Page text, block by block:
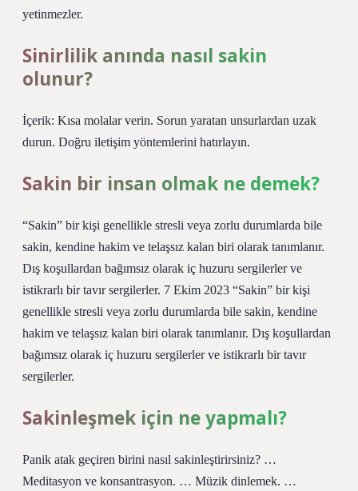
yetinmezler.
Sinirlilik anında nasıl sakin
olunur?
İçerik: Kısa molalar verin. Sorun yaratan unsurlardan uzak
durun. Doğru iletişim yöntemlerini hatırlayın.
Sakin bir insan olmak ne demek?
“Sakin” bir kişi genellikle stresli veya zorlu durumlarda bile
sakin, kendine hakim ve telaşsız kalan biri olarak tanımlanır.
Dış koşullardan bağımsız olarak iç huzuru sergilerler ve
istikrarlı bir tavır sergilerler. 7 Ekim 2023 “Sakin” bir kişi
genellikle stresli veya zorlu durumlarda bile sakin, kendine
hakim ve telaşsız kalan biri olarak tanımlanır. Dış koşullardan
bağımsız olarak iç huzuru sergilerler ve istikrarlı bir tavır
sergilerler.
Sakinleşmek için ne yapmalı?
Panik atak geçiren birini nasıl sakinleştirirsiniz? …
Meditasyon ve konsantrasyon. … Müzik dinlemek. …